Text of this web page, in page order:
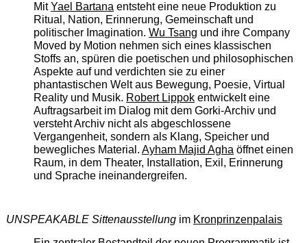
MitYael Bartanaentsteht eine neue Produktion zu
Ritual, Nation, Erinnerung, Gemeinschaft und
politischer Imagination. Wu Tsang und ihre Company
Moved by Motion nehmen sich eines klassischen
Stoffs an, spüren die poetischen und philosophischen
Aspekte auf und verdichten sie zu einer
phantastischen Welt aus Bewegung, Poesie, Virtual
Reality und Musik. Robert Lippokentwickelt eine
Auftragsarbeit im Dialog mit dem Gorki-Archiv und
versteht Archiv nicht als abgeschlossene
Vergangenheit, sondern als Klang, Speicher und
bewegliches Material. Ayham Majid Aghaöffnet einen
Raum, in dem Theater, Installation, Exil, Erinnerung
und Sprache ineinandergreifen.
UNSPEAKABLE Sittenausstellungim Kronprinzenpalais